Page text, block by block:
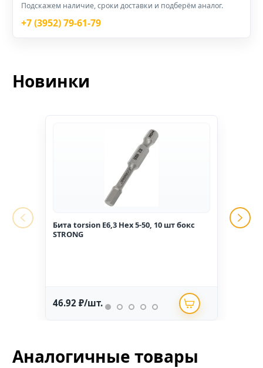
Подскажем наличие, сроки доставки и подберём аналог.
+7 (3952) 79-61-79
Новинки
Бита torsion E6,3 Hex 5-50, 10 шт бокс
STRONG
46.92 ₽/шт.
Аналогичные товары